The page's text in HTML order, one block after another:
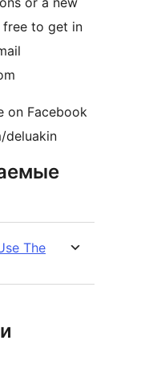
free to get in
on Facebook
deluakin
The